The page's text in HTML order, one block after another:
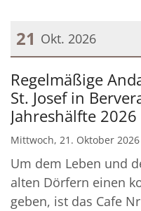
21 Okt. 2026
Datum: 21. Oktober
Regelmäßige
St. Josef in
Jahreshälfte 2026
Mittwoch, 21. Oktober
Um dem Leben und
alten Dörfern einen
geben, ist das Cafe